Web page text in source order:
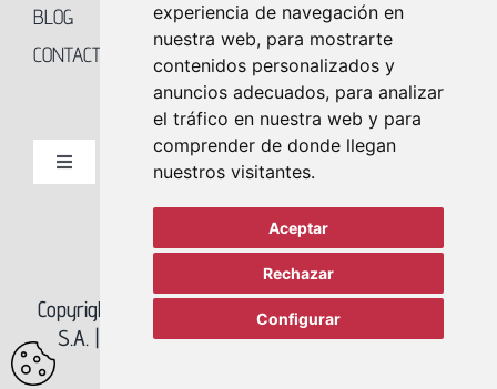
experiencia de navegación en
nuestra web, para mostrarte
contenidos personalizados y
anuncios adecuados, para analizar
el tráfico en nuestra web y para
comprender de donde llegan
nuestros visitantes.
Aceptar
Rechazar
Configurar
BLOG
CONTACTO
Toggle
ALQUILER DE TRASTEROS EN MADRID
ALQUILER DE GUARDAMUEBLES EN MADRID
ALQUILER DE ALMACENES EN MADRID
Copyright 2023 REY SOLER – AGENCIA BETA NUEVE
S.A. |
Política de Privacidad|Política de Cookies